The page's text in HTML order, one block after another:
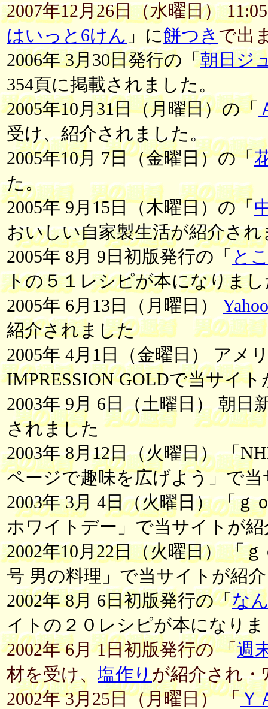
2007年12月26日（水曜日）
はいっと6けん 」に餅つき で出
2006年 3月30日発行の「朝日ジ
354頁に掲載されました。
2005年10月31日（月曜日）の「
受け、紹介されました。
2005年10月 7日（金曜日）の「
た。
2005年 9月15日（木曜日）の「
おいしい自家製生活が紹介され
2005年 8月 9日初版発行の「 と
トの５１レシピが本になりま
2005年 6月13日（月曜日）
紹介されました
2005年 4月1日（金曜日） アメ
IMPRESSION GOLDで当サイ
2003年 9月 6日（土曜日） 朝
されました
2003年 8月12日（火曜日） 「
ページで趣味を広げよう」で
2003年 3月 4日（火曜日） 「
ホワイトデー」で当サイトが
2002年10月22日（火曜日） 「
号 男の料理」で当サイトが紹
2002年 8月 6日初版発行の「な
イトの２０レシピが本になり
2002年 6月 1日初版発行の 「週
材を受け、 塩作りが紹介され・
2002年 3月25日（月曜日） 「Ｙ